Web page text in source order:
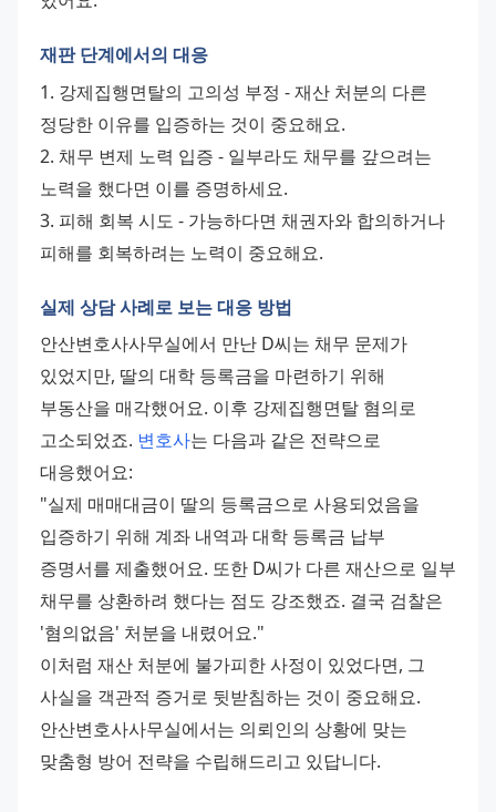
재판 단계에서의 대응
1. 강제집행면탈의 고의성 부정 - 재산 처분의 다른
정당한 이유를 입증하는 것이 중요해요.
2. 채무 변제 노력 입증 - 일부라도 채무를 갚으려는
노력을 했다면 이를 증명하세요.
3. 피해 회복 시도 - 가능하다면 채권자와 합의하거나
피해를 회복하려는 노력이 중요해요.
실제 상담 사례로 보는 대응 방법
안산변호사사무실에서 만난 D씨는 채무 문제가
있었지만, 딸의 대학 등록금을 마련하기 위해
부동산을 매각했어요. 이후 강제집행면탈 혐의로
고소되었죠. 변호사는 다음과 같은 전략으로
대응했어요:
"실제 매매대금이 딸의 등록금으로 사용되었음을
입증하기 위해 계좌 내역과 대학 등록금 납부
증명서를 제출했어요. 또한 D씨가 다른 재산으로 일부
채무를 상환하려 했다는 점도 강조했죠. 결국 검찰은
'혐의없음' 처분을 내렸어요."
이처럼 재산 처분에 불가피한 사정이 있었다면, 그
사실을 객관적 증거로 뒷받침하는 것이 중요해요.
안산변호사사무실에서는 의뢰인의 상황에 맞는
맞춤형 방어 전략을 수립해드리고 있답니다.